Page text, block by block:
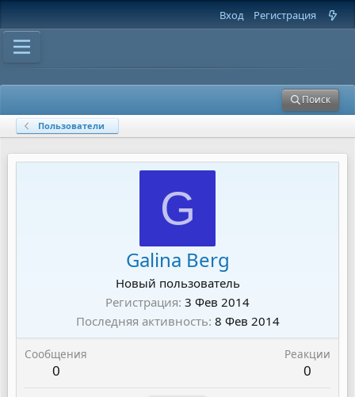
Вход Регистрация
Поиск
Пользователи
G
Galina Berg
Новый пользователь
Регистрация 3 Фев 2014
Последняя активность 8 Фев 2014
Сообщения
0
Реакции
0